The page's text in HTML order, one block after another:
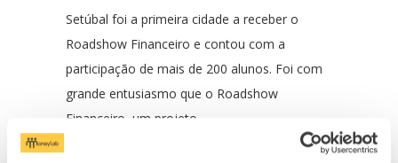
Setúbal foi a primeira cidade a receber o
Roadshow Financeiro e contou com a
participação de mais de 200 alunos. Foi com
grande entusiasmo que o Roadshow
Financeiro, um projeto ...